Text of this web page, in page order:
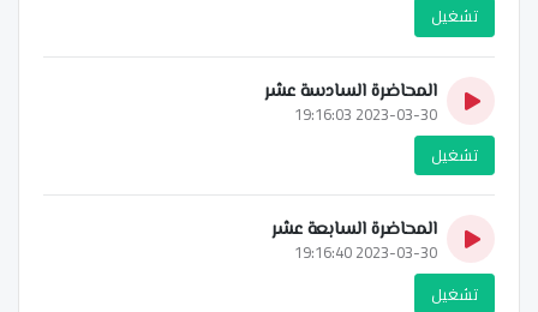
تشغيل
المحاضرة السادسة عشر
2023-03-30 19:16:03
تشغيل
المحاضرة السابعة عشر
2023-03-30 19:16:40
تشغيل